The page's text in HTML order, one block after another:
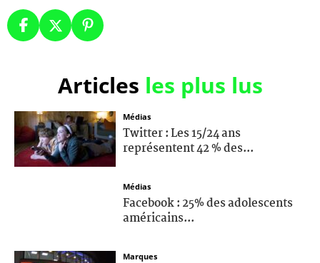
Articles les plus lus
Médias
Twitter : Les 15/24 ans
représentent 42 % des...
Médias
Facebook : 25% des adolescents
américains...
Marques